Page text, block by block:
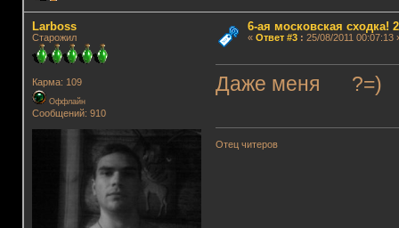
Lаrboss
Старожил
Карма: 109
Оффлайн
Сообщений: 910
6-ая московская сходка!
« Ответ #3: 25/08/2011 00:07:13
Даже меня ?=)
Отец читеров